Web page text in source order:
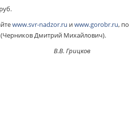
www.svr-nadzor.ru иwww.gorobr.ru, по
(Черников Дмитрий Михайлович).
В.В. Грицков